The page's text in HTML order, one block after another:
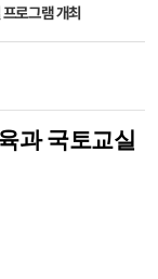
로그램 개최
과 국토교실